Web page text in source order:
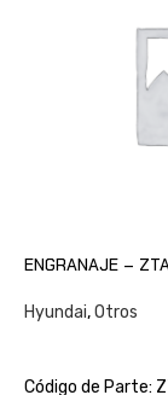
ENGRANAJE –
Hyundai, Otros
Código de Parte: